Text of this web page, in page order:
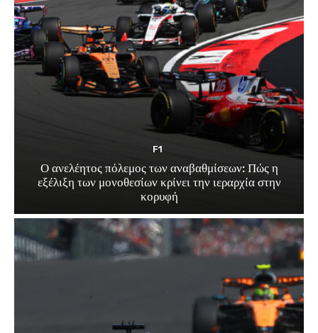
F1
Ο ανελέητος πόλεμος των αναβαθμίσεων: Πώς η
εξέλιξη των μονοθεσίων κρίνει την ιεραρχία στην
κορυφή